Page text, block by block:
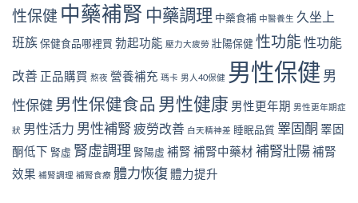
起
能
關
聯〉
中
古
丁
與
功
的
關
聯〉
中
解
析
肥
胖
勃
功
的
關
聯〉
中
享
40
後
回
力
性
的
5
訊？
師
你
個
生
活
慣，
體
性保健 中藥補腎 中藥調理 中藥食補 中醫養生 久坐上
班族保健食品哪裡買 勃起功能 壓力大疲勞 壯陽保健性功能性功能
改善 正品購買 熬夜 營養補充 瑪卡 男人40保健 男性保健男
性保健男性保健食品 男性健康 男性更年期 男性更年期症
狀 男性活力 男性補腎疲勞改善 白天精神差 睡眠品質 睪固酮 睪固
酮低下 腎虛 腎虛調理 腎陽虛 補腎 補腎中藥材 補腎壯陽補腎
效果 補腎調理 補腎食療 體力恢復體力提升